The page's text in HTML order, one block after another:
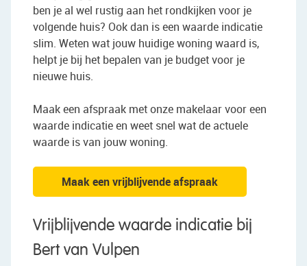
ben je al wel rustig aan het rondkijken voor je
volgende huis? Ook dan is een waarde indicatie
slim. Weten wat jouw huidige woning waard is,
helpt je bij het bepalen van je budget voor je
nieuwe huis.
Maak een afspraak met onze makelaar voor een
waarde indicatie en weet snel wat de actuele
waarde is van jouw woning.
Maak een vrijblijvende afspraak
Vrijblijvende waarde indicatie bij
Bert van Vulpen